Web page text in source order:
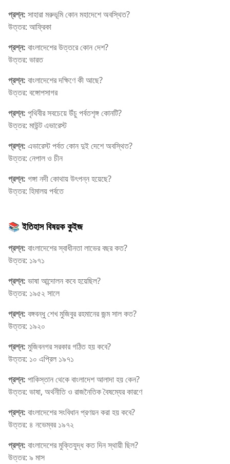
প্রশ্ন: সাহারা মরুভূমি কোন মহাদেশে অবস্থিত?
উত্তর: আফ্রিকা
প্রশ্ন: বাংলাদেশের উত্তরে কোন দেশ?
উত্তর: ভারত
প্রশ্ন: বাংলাদেশের দক্ষিণে কী আছে?
উত্তর: বঙ্গোপসাগর
প্রশ্ন: পৃথিবীর সবচেয়ে উঁচু পর্বতশৃঙ্গ কোনটি?
উত্তর: মাউন্ট এভারেস্ট
প্রশ্ন: এভারেস্ট পর্বত কোন দুই দেশে অবস্থিত?
উত্তর: নেপাল ও চীন
প্রশ্ন: গঙ্গা নদী কোথায় উৎপন্ন হয়েছে?
উত্তর: হিমালয় পর্বতে
📚 ইতিহাস বিষয়ক কুইজ
প্রশ্ন: বাংলাদেশের স্বাধীনতা লাভের বছর কত?
উত্তর: ১৯৭১
প্রশ্ন: ভাষা আন্দোলন কবে হয়েছিল?
উত্তর: ১৯৫২ সালে
প্রশ্ন: বঙ্গবন্ধু শেখ মুজিবুর রহমানের জন্ম সাল কত?
উত্তর: ১৯২০
প্রশ্ন: মুজিবনগর সরকার গঠিত হয় কবে?
উত্তর: ১০ এপ্রিল ১৯৭১
প্রশ্ন: পাকিস্তান থেকে বাংলাদেশ আলাদা হয় কেন?
উত্তর: ভাষা, অর্থনীতি ও রাজনৈতিক বৈষম্যের কারণে
প্রশ্ন: বাংলাদেশের সংবিধান প্রণয়ন করা হয় কবে?
উত্তর: ৪ নভেম্বর ১৯৭২
প্রশ্ন: বাংলাদেশের মুক্তিযুদ্ধ কত দিন স্থায়ী ছিল?
উত্তর: ৯ মাস